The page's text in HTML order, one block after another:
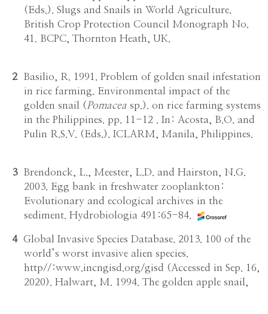
(Eds.). Slugs and Snails in World Agriculture.
British Crop Protection Council Monograph No.
41. BCPC, Thornton Heath, UK.
2
Basilio, R. 1991. Problem of golden snail infestation
in rice farming. Environmental impact of the
golden snail ( Pomacea sp.). on rice farming systems
in the Philippines. pp. 11-12 . In: Acosta, B.O. and
Pulin R.S.V. (Eds.). ICLARM, Manila, Philippines.
3
Brendonck, L., Meester, L.D. and Hairston, N.G.
2003. Egg bank in freshwater zooplankton:
Evolutionary and ecological archives in the
sediment. Hydrobiologia 491:65-84.
4 Global Invasive Species Database. 2013. 100 of the
world’s worst invasive alien species.
http//:www.incngisd.org/gisd (Accessed in Sep. 16,
2020). Halwart, M. 1994. The golden apple snail,